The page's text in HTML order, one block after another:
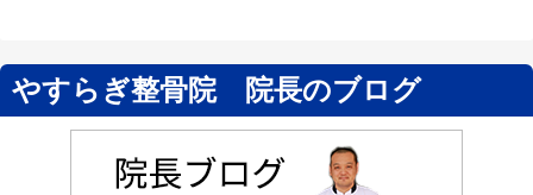
やすらぎ整骨院 院長のブログ